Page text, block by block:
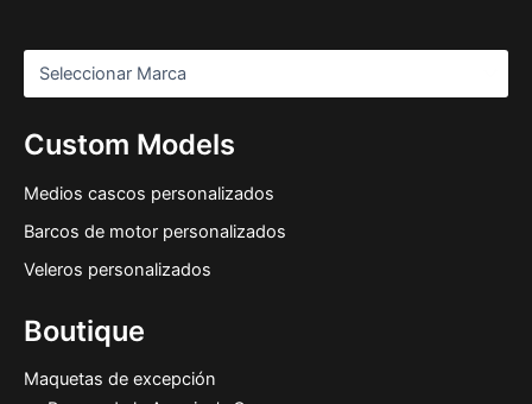
Custom Models
Medios cascos personalizados
Barcos de motor personalizados
Veleros personalizados
Boutique
Maquetas de excepción